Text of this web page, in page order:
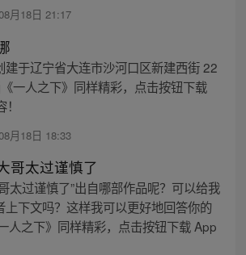
月18日 21:17
建于辽宁省大连市沙河口区新建西街 22
一人之下》同样精彩，点击按钮下载
月18日 18:33
哥太过谨慎了
太过谨慎了”出自哪部作品呢？可以给我
上下文吗？这样我可以更好地回答你的
人之下》同样精彩，点击按钮下载 App